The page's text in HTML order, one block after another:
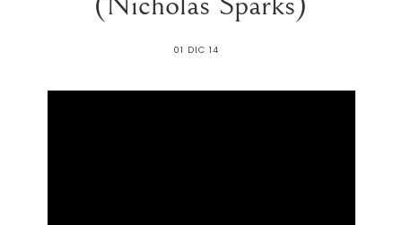
01 DIC 14